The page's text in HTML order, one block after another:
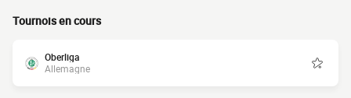
Tournois en cours
Oberliga
Allemagne